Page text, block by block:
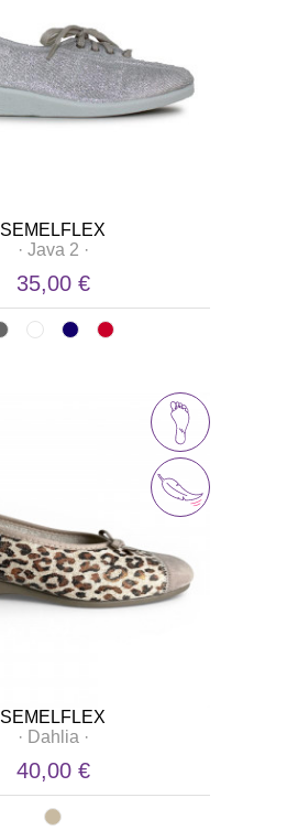
SEMELFLEX
· Java 2 ·
35,00 €
SEMELFLEX
· Dahlia ·
40,00 €